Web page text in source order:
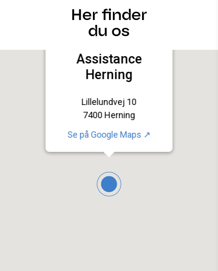
Her finder
du os
Assistance
Herning
Lillelundvej 10
7400 Herning
Se på Google Maps ↗